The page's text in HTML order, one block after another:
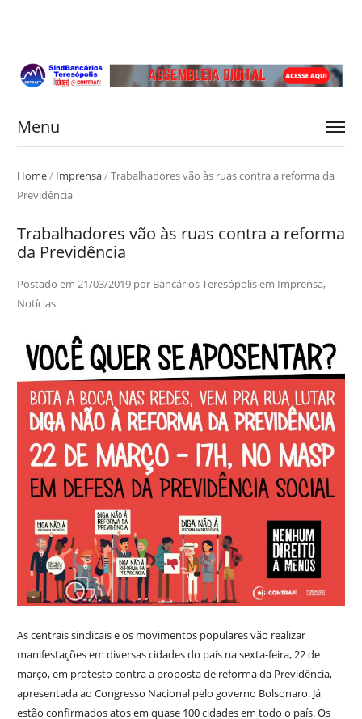
Menu
Home/ Imprensa/Trabalhadores vão às ruas contra a reforma da
Previdência
Trabalhadores vão às ruas contra a reforma
da Previdência
Postado em 21/03/2019por Bancários Teresópolisem Imprensa,
Notícias
As centrais sindicais e os movimentos populares vão realizar
manifestações em diversas cidades do país na sexta-feira, 22 de
março, em protesto contra a proposta de reforma da Previdência,
apresentada ao Congresso Nacional pelo governo Bolsonaro. Já
estão confirmados atos em quase 100 cidades em todo o país. Os